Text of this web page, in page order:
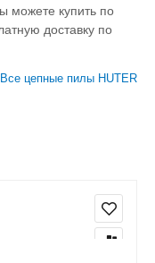
можете купить по
доставку по
Все цепные пилы HUTER